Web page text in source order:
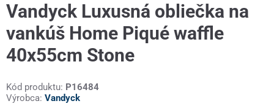
Vandyck Luxusná obliečka na
vankúš Home Piqué waffle
40x55cm Stone
Kód produktu: P16484
Výrobca: Vandyck